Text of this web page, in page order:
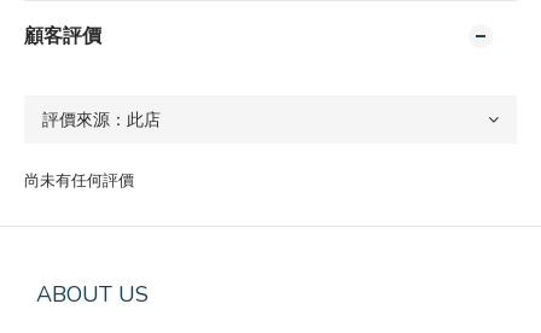
顧客評價
尚未有任何評價
ABOUT US